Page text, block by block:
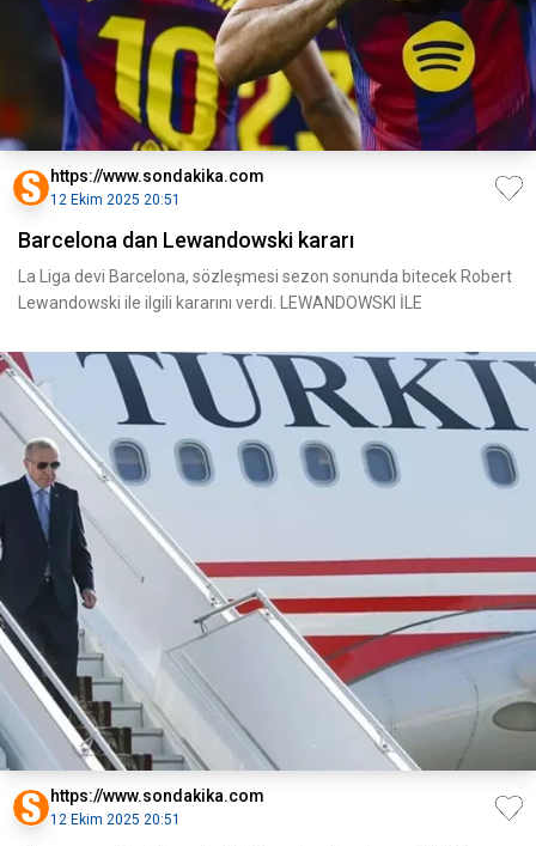
https://www.sondakika.com
12 Ekim 2025 20:51
Barcelona dan Lewandowski kararı
La Liga devi Barcelona, sözleşmesi sezon sonunda bitecek Robert
Lewandowski ile ilgili kararını verdi. LEWANDOWSKI İLE
https://www.sondakika.com
12 Ekim 2025 20:51